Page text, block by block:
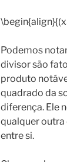
Podemos
divisor são
produto
quadrado da
diferença. Ele
qualquer
entre si.